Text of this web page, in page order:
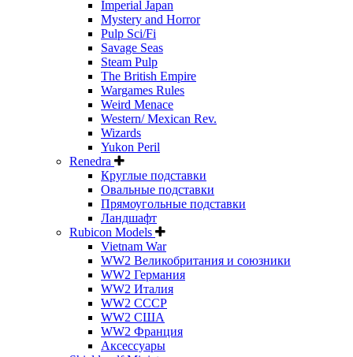
Imperial Japan
Mystery and Horror
Pulp Sci/Fi
Savage Seas
Steam Pulp
The British Empire
Wargames Rules
Weird Menace
Western/ Mexican Rev.
Wizards
Yukon Peril
Renedra
Круглые подставки
Овальные подставки
Прямоугольные подставки
Ландшафт
Rubicon Models
Vietnam War
WW2 Великобритания и союзники
WW2 Германия
WW2 Италия
WW2 СССР
WW2 США
WW2 Франция
Аксессуары